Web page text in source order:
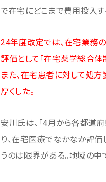
で在宅にどこまで費用投入す
24年度改定では、在宅業務
評価として「在宅薬学総合体
また、在宅患者に対して処
厚くした。
安川氏は、「4月から各都道
り、在宅医療でなかなか評
うのは限界がある。地域の中